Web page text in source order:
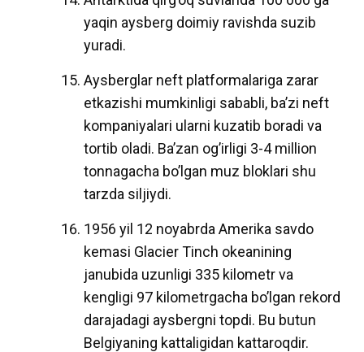
yaqin aysberg doimiy ravishda suzib
yuradi.
Aysberglar neft platformalariga zarar
etkazishi mumkinligi sababli, ba’zi neft
kompaniyalari ularni kuzatib boradi va
tortib oladi. Ba’zan og’irligi 3-4 million
tonnagacha bo’lgan muz bloklari shu
tarzda siljiydi.
1956 yil 12 noyabrda Amerika savdo
kemasi Glacier Tinch okeanining
janubida uzunligi 335 kilometr va
kengligi 97 kilometrgacha bo’lgan rekord
darajadagi aysbergni topdi. Bu butun
Belgiyaning kattaligidan kattaroqdir.